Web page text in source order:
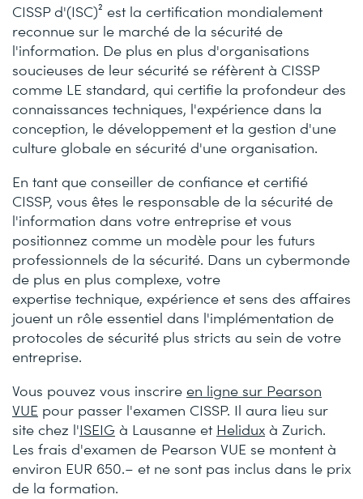
CISSP d'(ISC)² est la certification mondialement
reconnue sur le marché de la sécurité de
l'information. De plus en plus d'organisations
soucieuses de leur sécurité se réfèrent à CISSP
comme LE standard, qui certifie la profondeur des
connaissances techniques, l'expérience dans la
conception, le développement et la gestion d'une
culture globale en sécurité d'une organisation.
En tant que conseiller de confiance et certifié
CISSP, vous êtes le responsable de la sécurité de
l'information dans votre entreprise et vous
positionnez comme un modèle pour les futurs
professionnels de la sécurité. Dans un cybermonde
de plus en plus complexe, votre
expertise technique, expérience et sens des affaires
jouent un rôle essentiel dans l'implémentation de
protocoles de sécurité plus stricts au sein de votre
entreprise.
Vous pouvez vous inscrire en ligne sur Pearson
VUE pour passer l'examen CISSP. Il aura lieu sur
site chez l'ISEIG à Lausanne et Helidux à Zurich.
Les frais d'examen de Pearson VUE se montent à
environ EUR 650.– et ne sont pas inclus dans le prix
de la formation.